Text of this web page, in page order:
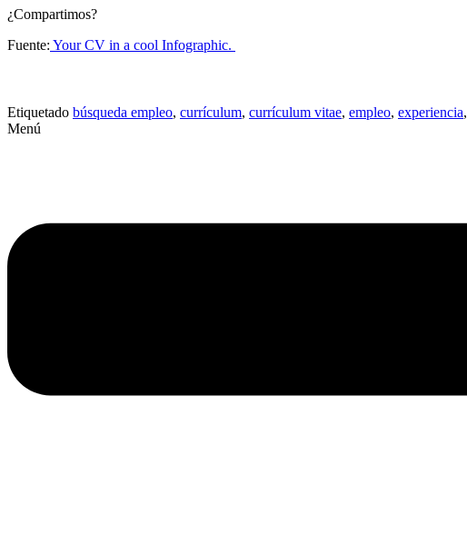
¿Compartimos?
Fuente: Your CV in a cool Infographic.
Etiquetado búsqueda empleo, currículum, currículum vitae, empleo, experiencia,
Menú